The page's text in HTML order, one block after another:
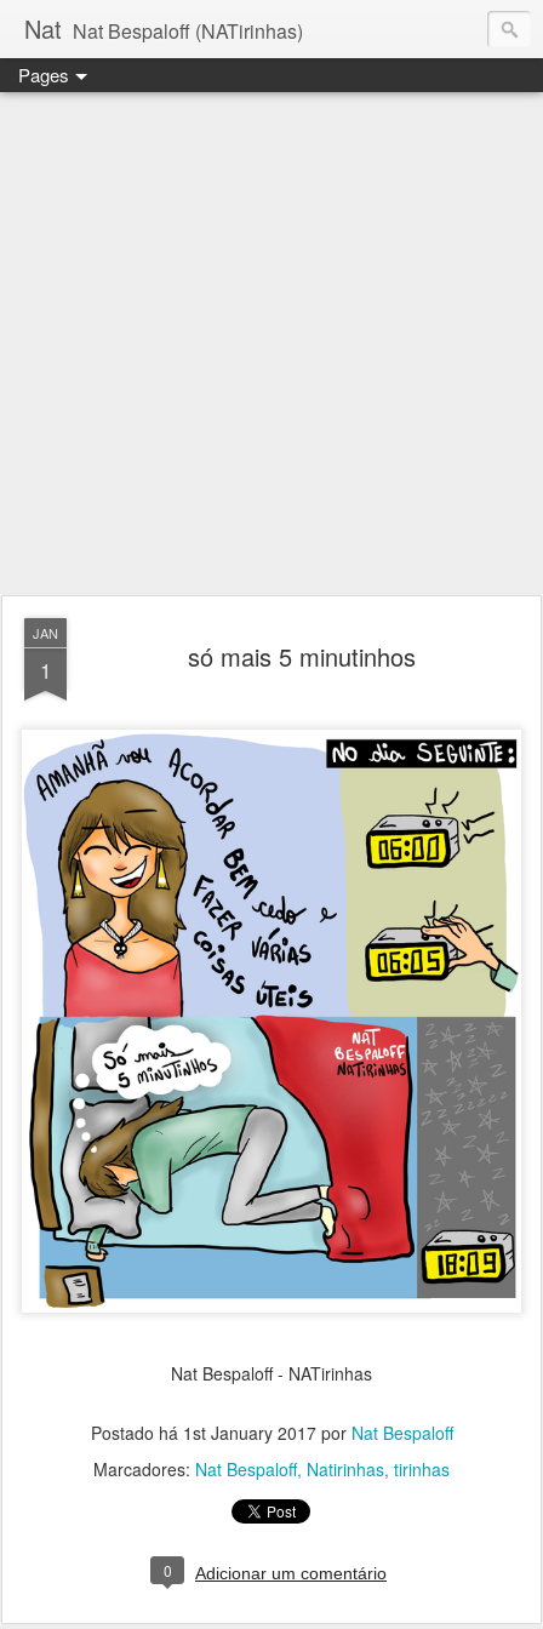
Nat Nat Bespaloff (NATirinhas)
Pages
JAN
1 só mais 5 minutinhos
Nat Bespaloff - NATirinhas
Postado há 1st January 2017por Nat Bespaloff
Marcadores: Nat Bespaloff Natirinhas tirinhas
0 Adicionar um comentário